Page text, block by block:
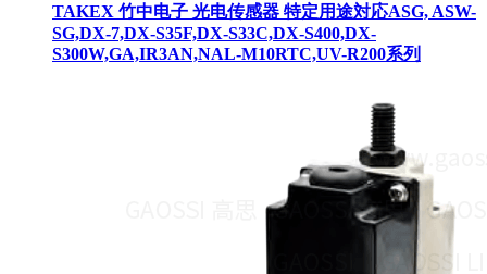
TAKEX 竹中电子 光电传感器 特定用途対応ASG, ASW-
SG,DX-7,DX-S35F,DX-S33C,DX-S400,DX-
S300W,GA,IR3AN,NAL-M10RTC,UV-R200系列